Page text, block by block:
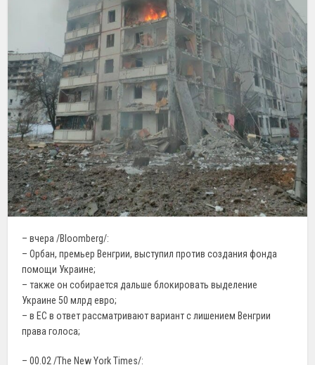
– вчера /Bloomberg/:
– Орбан, премьер Венгрии, выступил против создания фонда
помощи Украине;
– также он собирается дальше блокировать выделение
Украине 50 млрд евро;
– в ЕС в ответ рассматривают вариант с лишением Венгрии
права голоса;
– 00.02 /The New York Times/: